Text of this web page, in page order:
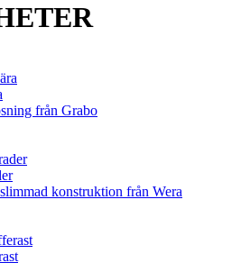
från Grabo
konstruktion från Wera